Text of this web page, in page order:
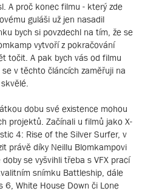
A proč konec filmu - který zde
guláši už jen nasadil
bych si povzdechl na tím, že se
vytvoří z pokračování
točit. A pak bych vás od filmu
v těchto článcích zaměřuji na
dobu své existence mohou
projektů. Začínali u filmů jako X-
4: Rise of the Silver Surfer, v
právě díky Neillu Blomkampovi
se vyšvihli třeba s VFX prací
snímku Battleship, dále
6, White House Down či Lone